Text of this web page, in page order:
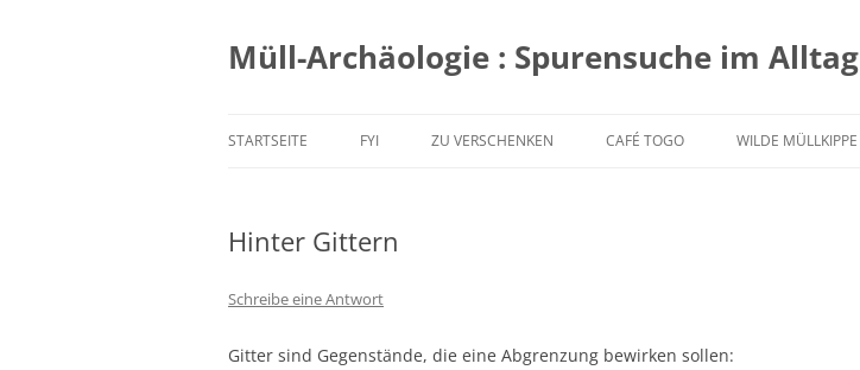
springen
Müll-Archäologie : Spurensuche im Alltag
STARTSEITE FYI ZU VERSCHENKEN CAFÉ TOGO WILDE MÜLLKIPPE
Hinter Gittern
Schreibe eine Antwort
Gitter sind Gegenstände, die eine Abgrenzung bewirken sollen: